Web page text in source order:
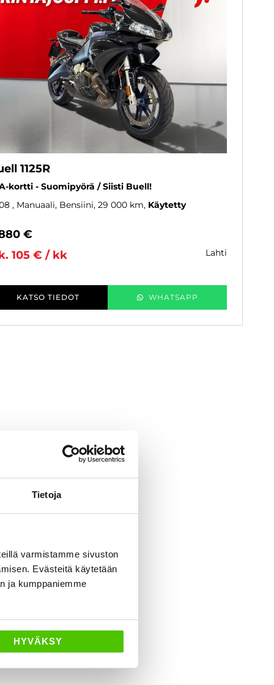
Tietoja
varmistamme sivuston
Evästeitä käytetään
ja kumppaniemme
HYVÄKSY
1125R
kortti - Suomipyörä / Siisti Buell!
, Manuaali, Bensiini, 29 000 km Käytetty
€
105 € / kk
lahti
KATSO TIEDOT WHATSAPP